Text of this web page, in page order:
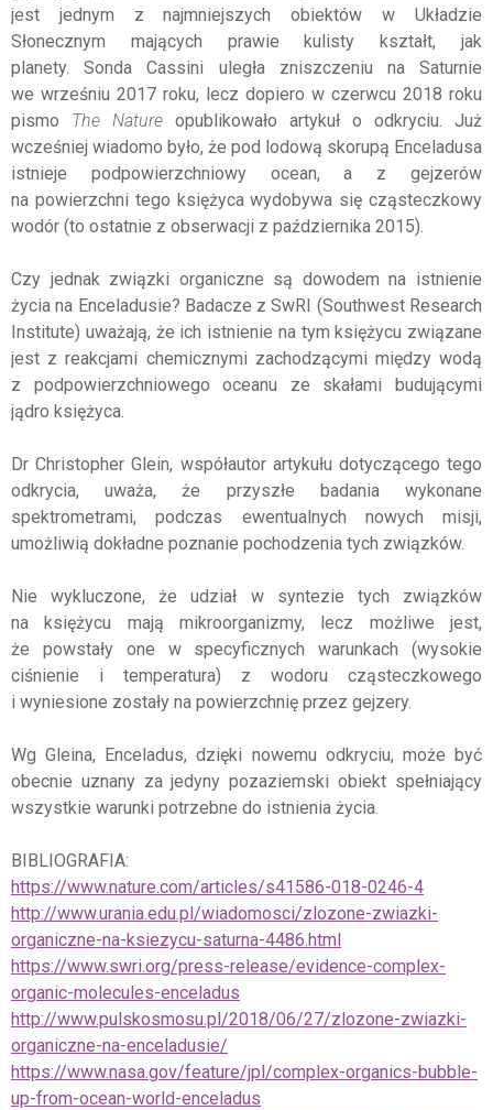
jest jednym z najmniejszych obiektów w Układzie
Słonecznym mających prawie kulisty kształt, jak
planety. Sonda Cassini uległa zniszczeniu na Saturnie
we wrześniu 2017 roku, lecz dopiero w czerwcu 2018 roku
pismo The Nature opublikowało artykuł o odkryciu. Już
wcześniej wiadomo było, że pod lodową skorupą Enceladusa
istnieje podpowierzchniowy ocean, a z gejzerów
na powierzchni tego księżyca wydobywa się cząsteczkowy
wodór (to ostatnie z obserwacji z października 2015).
Czy jednak związki organiczne są dowodem na istnienie
życia na Enceladusie? Badacze z SwRI (Southwest Research
Institute) uważają, że ich istnienie na tym księżycu związane
jest z reakcjami chemicznymi zachodzącymi między wodą
z podpowierzchniowego oceanu ze skałami budującymi
jądro księżyca.
Dr Christopher Glein, współautor artykułu dotyczącego tego
odkrycia, uważa, że przyszłe badania wykonane
spektrometrami, podczas ewentualnych nowych misji,
umożliwią dokładne poznanie pochodzenia tych związków.
Nie wykluczone, że udział w syntezie tych związków
na księżycu mają mikroorganizmy, lecz możliwe jest,
że powstały one w specyficznych warunkach (wysokie
ciśnienie i temperatura) z wodoru cząsteczkowego
i wyniesione zostały na powierzchnię przez gejzery.
Wg Gleina, Enceladus, dzięki nowemu odkryciu, może być
obecnie uznany za jedyny pozaziemski obiekt spełniający
wszystkie warunki potrzebne do istnienia życia.
BIBLIOGRAFIA:
https://www.nature.com/articles/s41586-018-0246-4
http://www.urania.edu.pl/wiadomosci/zlozone-zwiazki-
organiczne-na-ksiezycu-saturna-4486.html
https://www.swri.org/press-release/evidence-complex-
organic-molecules-enceladus
http://www.pulskosmosu.pl/2018/06/27/zlozone-zwiazki-
organiczne-na-enceladusie/
https://www.nasa.gov/feature/jpl/complex-organics-bubble-
up-from-ocean-world-enceladus